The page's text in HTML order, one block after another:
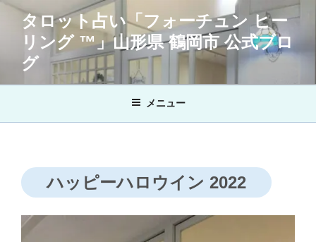
キ
タロット占い「フォーチュン ヒー
リング ™」山形県 鶴岡市 公式ブロ
グ
メニュー
ハッピーハロウイン 2022